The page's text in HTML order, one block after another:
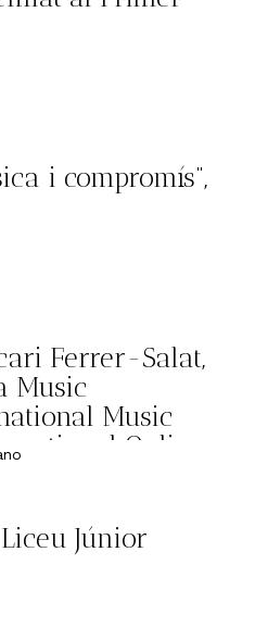
i compromís”,
Ferrer-Salat,
Music
Music
Online
Júnior